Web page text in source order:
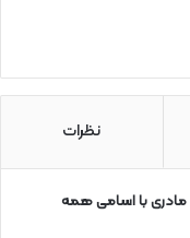
نظرات
مادری با اسامی همه